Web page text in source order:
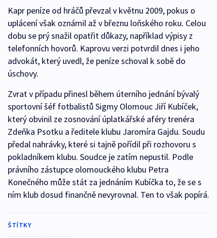
Kapr peníze od hráčů převzal v květnu 2009, pokus o
uplácení však oznámil až v březnu loňského roku. Celou
dobu se prý snažil opatřit důkazy, například výpisy z
telefonních hovorů. Kaprovu verzi potvrdil dnes i jeho
advokát, který uvedl, že peníze schoval k sobě do
úschovy.
Zvrat v případu přinesl během úterního jednání bývalý
sportovní šéf fotbalistů Sigmy Olomouc Jiří Kubíček,
který obvinil ze zosnování úplatkářské aféry trenéra
Zdeňka Psotku a ředitele klubu Jaromíra Gajdu. Soudu
předal nahrávky, které si tajně pořídil při rozhovoru s
pokladníkem klubu. Soudce je zatím nepustil. Podle
právního zástupce olomouckého klubu Petra
Konečného může stát za jednáním Kubíčka to, že se s
ním klub dosud finančně nevyrovnal. Ten to však popírá.
ŠTÍTKY